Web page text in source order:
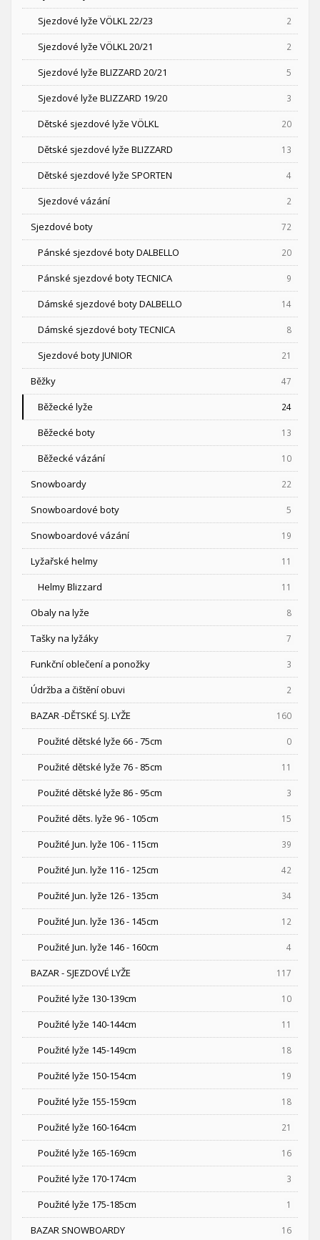
Sjezdové lyže VÖLKL 22/23 2
Sjezdové lyže VÖLKL 20/21 2
Sjezdové lyže BLIZZARD 20/21 5
Sjezdové lyže BLIZZARD 19/20 3
Dětské sjezdové lyže VÖLKL 20
Dětské sjezdové lyže BLIZZARD 13
Dětské sjezdové lyže SPORTEN 4
Sjezdové vázání 2
Sjezdové boty 72
Pánské sjezdové boty DALBELLO 20
Pánské sjezdové boty TECNICA 9
Dámské sjezdové boty DALBELLO 14
Dámské sjezdové boty TECNICA 8
Sjezdové boty JUNIOR 21
Běžky 47
Běžecké lyže 24
Běžecké boty 13
Běžecké vázání 10
Snowboardy 22
Snowboardové boty 5
Snowboardové vázání 19
Lyžařské helmy 11
Helmy Blizzard 11
Obaly na lyže 8
Tašky na lyžáky 7
Funkční oblečení a ponožky 3
Údržba a čištění obuvi 2
BAZAR -DĚTSKÉ SJ. LYŽE 160
Použité dětské lyže 66 - 75cm 0
Použité dětské lyže 76 - 85cm 11
Použité dětské lyže 86 - 95cm 3
Použité děts. lyže 96 - 105cm 15
Použité Jun. lyže 106 - 115cm 39
Použité Jun. lyže 116 - 125cm 42
Použité Jun. lyže 126 - 135cm 34
Použité Jun. lyže 136 - 145cm 12
Použité Jun. lyže 146 - 160cm 4
BAZAR - SJEZDOVÉ LYŽE 117
Použité lyže 130-139cm 10
Použité lyže 140-144cm 11
Použité lyže 145-149cm 18
Použité lyže 150-154cm 19
Použité lyže 155-159cm 18
Použité lyže 160-164cm 21
Použité lyže 165-169cm 16
Použité lyže 170-174cm 3
Použité lyže 175-185cm 1
BAZAR SNOWBOARDY 16